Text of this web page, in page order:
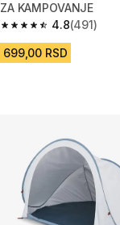
ZA KAMPOVANJE
4.8
4.8 od 5 zvezdica
(491)
699,00 RSD